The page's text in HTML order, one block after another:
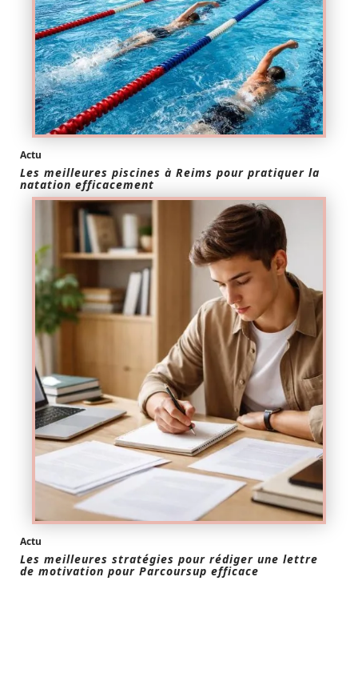
Actu
Les meilleures piscines à Reims pour pratiquer la
natation efficacement
Actu
Les meilleures stratégies pour rédiger une lettre
de motivation pour Parcoursup efficace